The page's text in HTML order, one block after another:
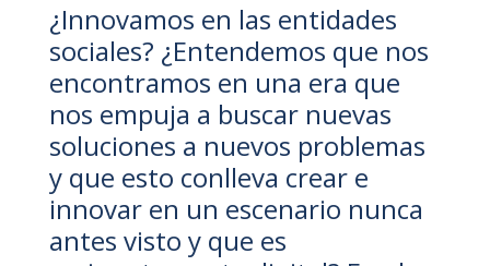
¿Innovamos en las entidades
sociales? ¿Entendemos que nos
encontramos en una era que
nos empuja a buscar nuevas
soluciones a nuevos problemas
y que esto conlleva crear e
innovar en un escenario nunca
antes visto y que es